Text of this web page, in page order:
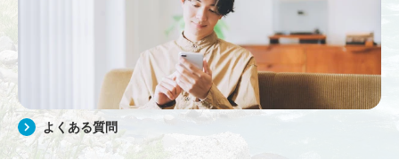
よくある質問